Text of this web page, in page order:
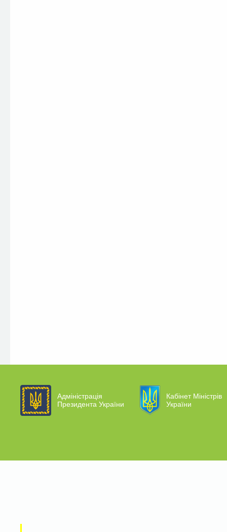
Адміністрація
Президента України
Кабінет Міністрів
України